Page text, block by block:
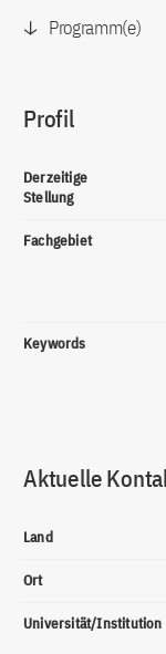
Programm(e)
Profil
Derzeitige
Stellung
Fachgebiet
Keywords
Aktuelle
Land
Ort
Universität/Institution